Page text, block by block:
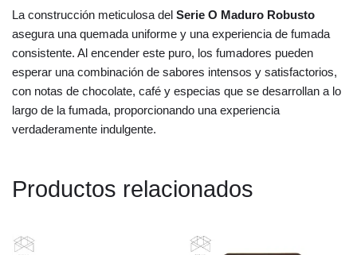
La construcción meticulosa del Serie O Maduro Robusto
asegura una quemada uniforme y una experiencia de fumada
consistente. Al encender este puro, los fumadores pueden
esperar una combinación de sabores intensos y satisfactorios,
con notas de chocolate, café y especias que se desarrollan a lo
largo de la fumada, proporcionando una experiencia
verdaderamente indulgente.
Productos relacionados